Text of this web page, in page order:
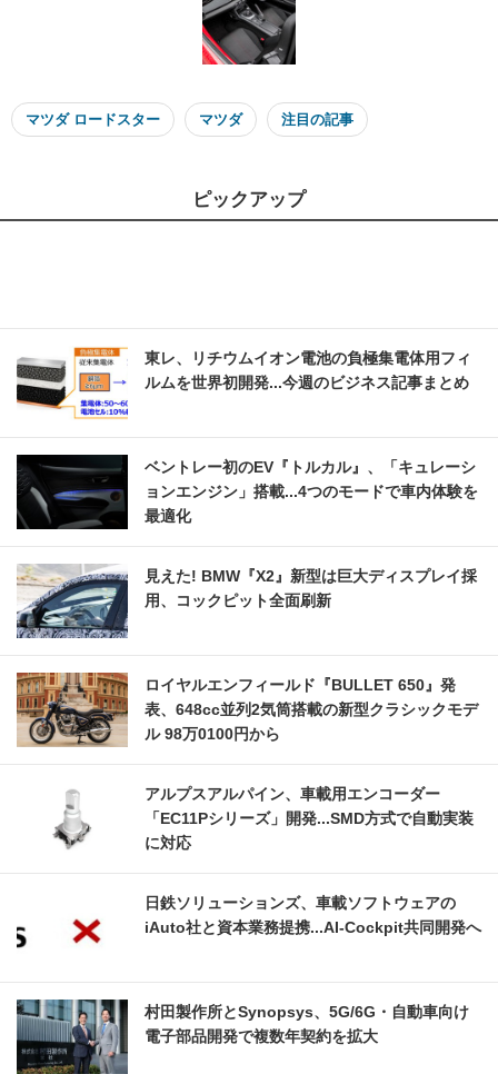
マツダ ロードスター マツダ 注目の記事
ピックアップ
東レ、リチウムイオン電池の負極集電体用フィ
ルムを世界初開発...今週のビジネス記事まとめ
ベントレー初のEV『トルカル』、「キュレーシ
ョンエンジン」搭載...4つのモードで車内体験を
最適化
見えた! BMW『X2』新型は巨大ディスプレイ採
用、コックピット全面刷新
ロイヤルエンフィールド『BULLET 650』発
表、648cc並列2気筒搭載の新型クラシックモデ
ル 98万0100円から
アルプスアルパイン、車載用エンコーダー
「EC11Pシリーズ」開発...SMD方式で自動実装
に対応
日鉄ソリューションズ、車載ソフトウェアの
iAuto社と資本業務提携...AI-Cockpit共同開発へ
村田製作所とSynopsys、5G/6G・自動車向け
電子部品開発で複数年契約を拡大